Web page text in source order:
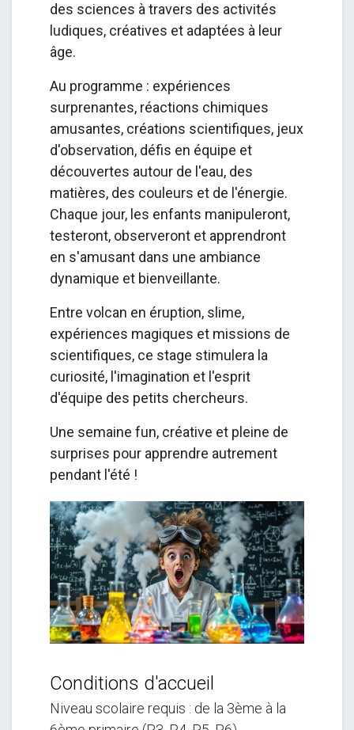
des sciences à travers des activités
ludiques, créatives et adaptées à leur
âge.
Au programme : expériences
surprenantes, réactions chimiques
amusantes, créations scientifiques, jeux
d'observation, défis en équipe et
découvertes autour de l'eau, des
matières, des couleurs et de l'énergie.
Chaque jour, les enfants manipuleront,
testeront, observeront et apprendront
en s'amusant dans une ambiance
dynamique et bienveillante.
Entre volcan en éruption, slime,
expériences magiques et missions de
scientifiques, ce stage stimulera la
curiosité, l'imagination et l'esprit
d'équipe des petits chercheurs.
Une semaine fun, créative et pleine de
surprises pour apprendre autrement
pendant l'été !
Conditions d'accueil
Niveau scolaire requis : de la 3ème à la